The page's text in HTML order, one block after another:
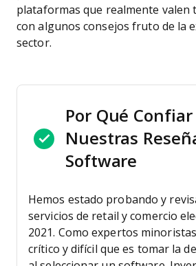
plataformas que realmente valen
con algunos consejos fruto de la
sector.
Por Qué Confiar
Nuestras
Software
Hemos estado probando y
servicios de retail y comercio
2021. Como expertos
crítico y difícil que es tomar la